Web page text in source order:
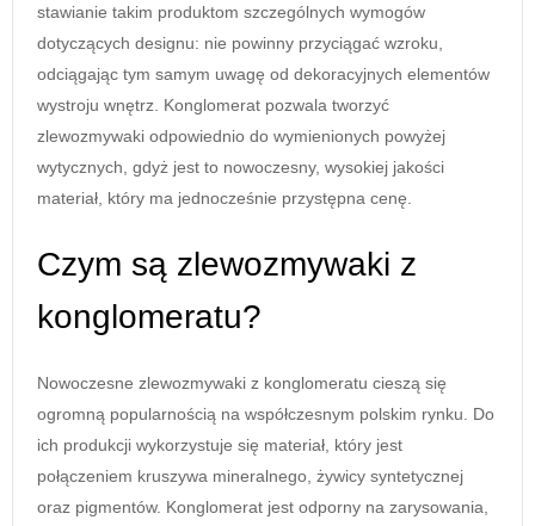
stawianie takim produktom szczególnych wymogów
dotyczących designu: nie powinny przyciągać wzroku,
odciągając tym samym uwagę od dekoracyjnych elementów
wystroju wnętrz. Konglomerat pozwala tworzyć
zlewozmywaki odpowiednio do wymienionych powyżej
wytycznych, gdyż jest to nowoczesny, wysokiej jakości
materiał, który ma jednocześnie przystępna cenę.
Czym są zlewozmywaki z
konglomeratu?
Nowoczesne zlewozmywaki z konglomeratu cieszą się
ogromną popularnością na współczesnym polskim rynku. Do
ich produkcji wykorzystuje się materiał, który jest
połączeniem kruszywa mineralnego, żywicy syntetycznej
oraz pigmentów. Konglomerat jest odporny na zarysowania,